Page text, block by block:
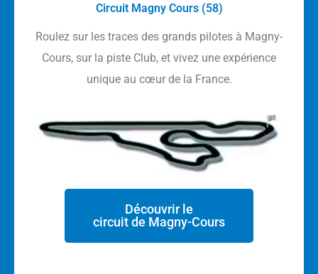
Circuit Magny Cours (58)
Roulez sur les traces des grands pilotes à Magny-
Cours, sur la piste Club, et vivez une expérience
unique au cœur de la France.
Découvrir le
circuit de Magny-Cours